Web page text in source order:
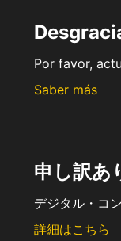
Por favor,
Saber más
申し訳あ
デジタル・コ
詳細はこちら